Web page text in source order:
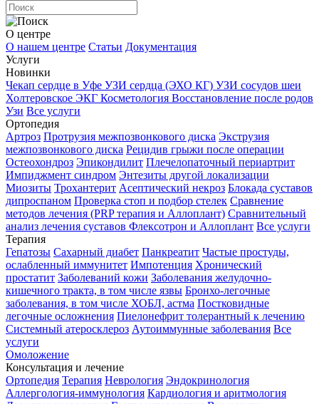
О центре
О нашем центре Статьи Документация
Услуги
Новинки
Чекап сердце в Уфе УЗИ сердца (ЭХО КГ) УЗИ сосудов шеи
Холтеровское ЭКГ Косметология Восстановление после родов
Узи Все услуги
Ортопедия
Артроз Протрузия межпозвонкового диска Экструзия
межпозвонкового диска Рецидив грыжи после операции
Остеохондроз Эпикондилит Плечелопаточный периартрит
Импиджмент синдром Энтезиты другой локализации
Миозиты Трохантерит Асептический некроз Блокада суставов
дипроспаном Проверка стоп и подбор стелек Сравнение
методов лечения (PRP терапия и Аллоплант) Сравнительный
анализ лечения суставов Флексотрон и Аллоплант Все услуги
Терапия
Гепатозы Сахарный диабет Панкреатит Частые простуды,
ослабленный иммунитет Импотенция Хронический
простатит Заболеваний кожи Заболевания желудочно-
кишечного тракта, в том числе язвы Бронхо-легочные
заболевания, в том числе ХОБЛ, астма Постковидные
легочные осложнения Пиелонефрит толерантный к лечению
Системный атеросклероз Аутоиммунные заболевания Все
услуги
Омоложение
Консультация и лечение
Ортопедия Терапия Неврология Эндокринология
Аллергология-иммунология Кардиология и аритмология